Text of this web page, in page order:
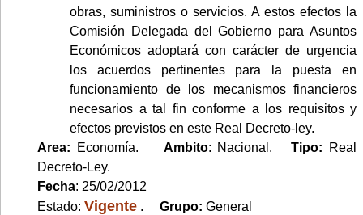
obras, suministros o servicios. A estos efectos la
Comisión Delegada del Gobierno para Asuntos
Económicos adoptará con carácter de urgencia
los acuerdos pertinentes para la puesta en
funcionamiento de los mecanismos financieros
necesarios a tal fin conforme a los requisitos y
efectos previstos en este Real Decreto-ley.
Area: Economía. Ambito: Nacional.Tipo:
Real
Decreto-Ley.
Fecha: 25/02/2012
Estado: Vigente . Grupo: General